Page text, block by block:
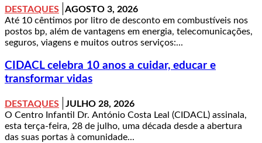
DESTAQUES
AGOSTO 3, 2026
Até 10 cêntimos por litro de desconto em combustíveis nos
postos bp, além de vantagens em energia, telecomunicações,
seguros, viagens e muitos outros serviços:...
CIDACL celebra 10 anos a cuidar, educar e
transformar vidas
DESTAQUES
JULHO 28, 2026
O Centro Infantil Dr. António Costa Leal (CIDACL) assinala,
esta terça-feira, 28 de julho, uma década desde a abertura
das suas portas à comunidade...